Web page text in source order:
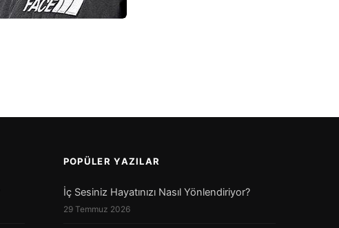
POPÜLER YAZILAR
İç Sesiniz Hayatınızı Nasıl Yönlendiriyor?
29 Temmuz 2026